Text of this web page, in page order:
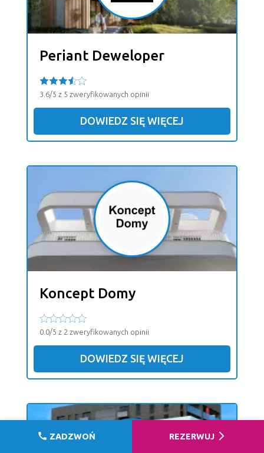
Periant Deweloper
3.6/5 z 5 zweryfikowanych opinii
DOWIEDZ SIĘ WIĘCEJ
Koncept Domy
0.0/5 z 2 zweryfikowanych opinii
DOWIEDZ SIĘ WIĘCEJ
call ZADZWOŃ REZERWUJ arrow_forward_ios